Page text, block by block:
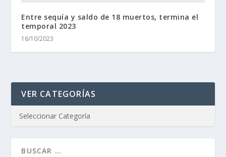
Entre sequía y saldo de 18 muertos, termina el
temporal 2023
16/10/2023
VER CATEGORÍAS